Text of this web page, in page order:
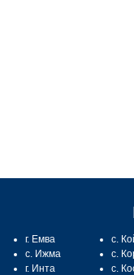
г. Емва
с. Ижма
г. Инта
с.
с.
с.